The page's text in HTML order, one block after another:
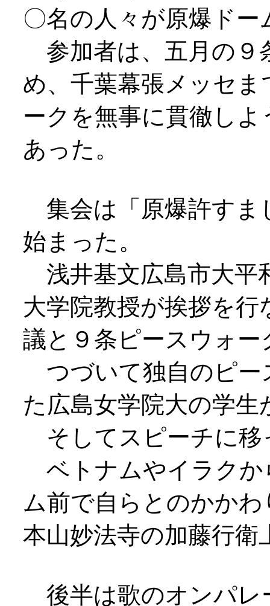
〇名の人々が原爆ド
参加者は、五月の９
め、千葉幕張メッセ
ークを無事に貫徹し
あった。
集会は「原爆許すま
始まった。
浅井基文広島市大平
大学院教授が挨拶を
議と９条ピースウォ
つづいて独自のピー
た広島女学院大の学生
そしてスピーチに移
ベトナムやイラクか
ム前で自らとのかか
本山妙法寺の加藤行
後半は歌のオンパレ